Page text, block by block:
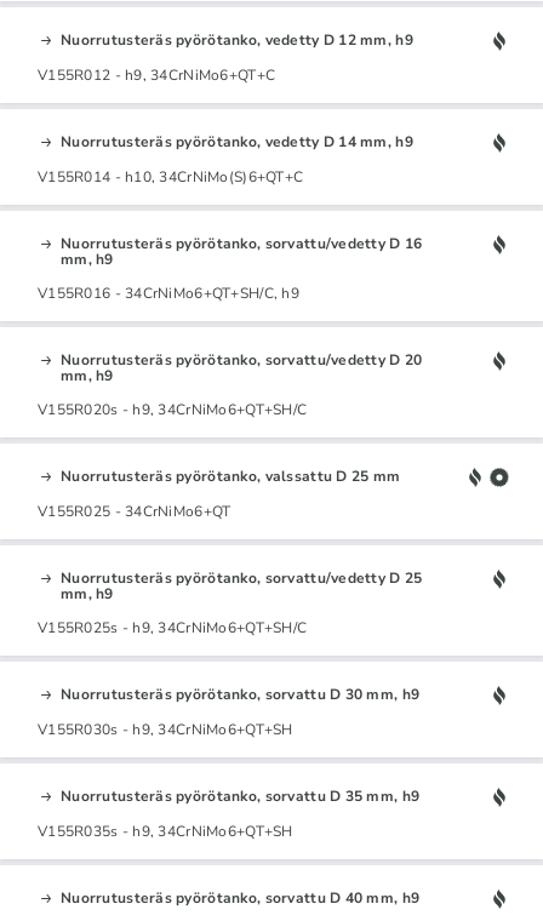
Nuorrutusteräs pyörötanko, vedetty D 12 mm, h9
V155R012 - h9, 34CrNiMo6+QT+C
Nuorrutusteräs pyörötanko, vedetty D 14 mm, h9
V155R014 - h10, 34CrNiMo(S)6+QT+C
Nuorrutusteräs pyörötanko, sorvattu/vedetty D 16
mm, h9
V155R016 - 34CrNiMo6+QT+SH/C, h9
Nuorrutusteräs pyörötanko, sorvattu/vedetty D 20
mm, h9
V155R020s - h9, 34CrNiMo6+QT+SH/C
Nuorrutusteräs pyörötanko, valssattu D 25 mm
V155R025 - 34CrNiMo6+QT
Nuorrutusteräs pyörötanko, sorvattu/vedetty D 25
mm, h9
V155R025s - h9, 34CrNiMo6+QT+SH/C
Nuorrutusteräs pyörötanko, sorvattu D 30 mm, h9
V155R030s - h9, 34CrNiMo6+QT+SH
Nuorrutusteräs pyörötanko, sorvattu D 35 mm, h9
V155R035s - h9, 34CrNiMo6+QT+SH
Nuorrutusteräs pyörötanko, sorvattu D 40 mm, h9